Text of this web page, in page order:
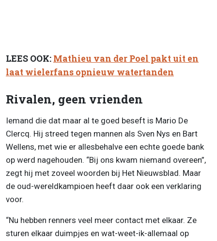
LEES OOK: Mathieu van der Poel pakt uit en
laat wielerfans opnieuw watertanden
Rivalen, geen vrienden
Iemand die dat maar al te goed beseft is Mario De
Clercq. Hij streed tegen mannen als Sven Nys en Bart
Wellens, met wie er allesbehalve een echte goede bank
op werd nagehouden. “Bij ons kwam niemand overeen”,
zegt hij met zoveel woorden bij Het Nieuwsblad. Maar
de oud-wereldkampioen heeft daar ook een verklaring
voor.
“Nu hebben renners veel meer contact met elkaar. Ze
sturen elkaar duimpjes en wat-weet-ik-allemaal op